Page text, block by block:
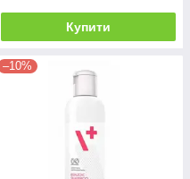
Купити
–10%